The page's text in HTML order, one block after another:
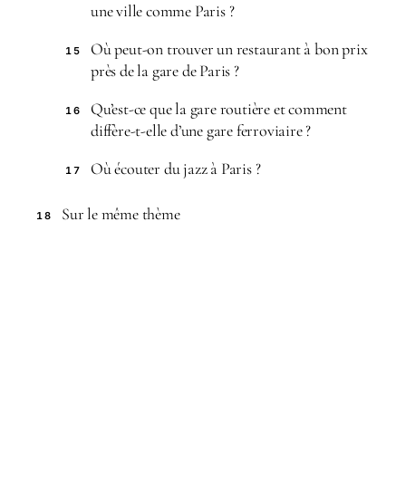
une ville comme Paris ?
15
Où peut-on trouver un restaurant à bon prix
près de la gare de Paris ?
16
Qu’est-ce que la gare routière et comment
diffère-t-elle d’une gare ferroviaire ?
17 Où écouter du jazz à Paris ?
18 Sur le même thème